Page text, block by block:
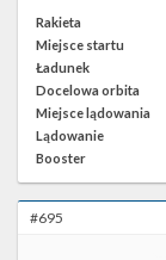
Rakieta
Miejsce startu
Ładunek
Docelowa orbita
Miejsce lądowania
Lądowanie
Booster
#695